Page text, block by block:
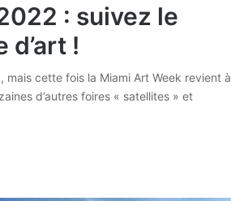
: suivez le
!
mais cette fois la Miami Art Week revient à
d’autres foires « satellites » et